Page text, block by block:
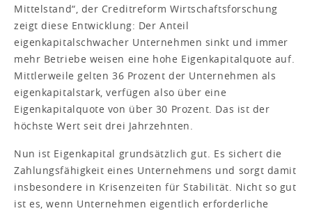
Mittelstand“, der Creditreform Wirtschaftsforschung
zeigt diese Entwicklung: Der Anteil
eigenkapitalschwacher Unternehmen sinkt und immer
mehr Betriebe weisen eine hohe Eigenkapitalquote auf.
Mittlerweile gelten 36 Prozent der Unternehmen als
eigenkapitalstark, verfügen also über eine
Eigenkapitalquote von über 30 Prozent. Das ist der
höchste Wert seit drei Jahrzehnten.
Nun ist Eigenkapital grundsätzlich gut. Es sichert die
Zahlungsfähigkeit eines Unternehmens und sorgt damit
insbesondere in Krisenzeiten für Stabilität. Nicht so gut
ist es, wenn Unternehmen eigentlich erforderliche